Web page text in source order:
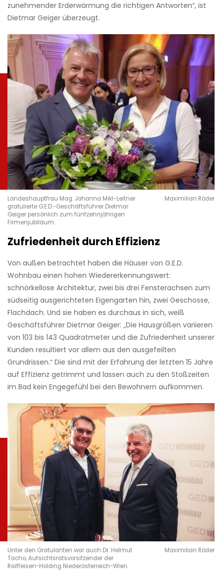
zunehmender Erderwärmung die richtigen Antworten“, ist
Dietmar Geiger überzeugt.
Landeshauptfrau Mag. Johanna Mikl-Leitner
gratulierte G.E.D.-Geschäftsführer Dietmar
Geiger persönlich zum fünfzehnjährigen
Firmenjubiläum.
Maximilian Röder
Zufriedenheit durch Effizienz
Von außen betrachtet haben die Häuser von G.E.D.
Wohnbau einen hohen Wiedererkennungswert:
schnörkellose Architektur, zwei bis drei Fensterachsen zum
südseitig ausgerichteten Eigengarten hin, zwei Geschosse,
Flachdach. Und sie haben es durchaus in sich, weiß
Geschäftsführer Dietmar Geiger: „Die Hausgrößen variieren
von 103 bis 143 Quadratmeter und die Zufriedenheit unserer
Kunden resultiert vor allem aus den ausgefeilten
Grundrissen.“ Die sind mit der Erfahrung der letzten 15 Jahre
auf Effizienz getrimmt und lassen auch zu den Stoßzeiten
im Bad kein Engegefühl bei den Bewohnern aufkommen.
Unter den Gratulanten war auch Dr. Helmut
Tacho, Aufsichtsratsvorsitzender der
Raiffeisen-Holding Niederösterreich-Wien.
Maximilian Röder